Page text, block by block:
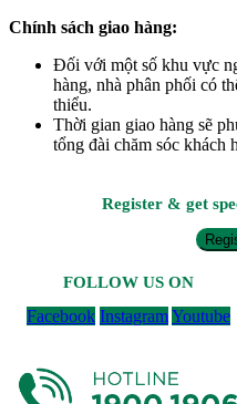
Chính sách giao hàng:
Đối với một số khu vực
hàng, nhà phân phối có
thiểu.
Thời gian giao hàng sẽ
tổng đài chăm sóc khách
Register & get
FOLLOW US ON
Facebook InstagramYoutube